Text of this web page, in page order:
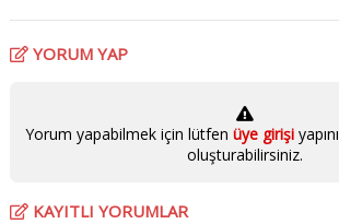
YORUM YAP
Yorum yapabilmek için lütfenüye girişi
oluşturabilirsiniz.
KAYITLI YORUMLAR